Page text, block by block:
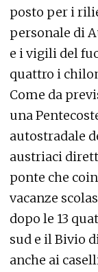
posto per i
personale di
e i vigili del
quattro i
Come da
una
autostradale
austriaci
ponte che
vacanze
dopo le 13
sud e il Bivio
anche ai